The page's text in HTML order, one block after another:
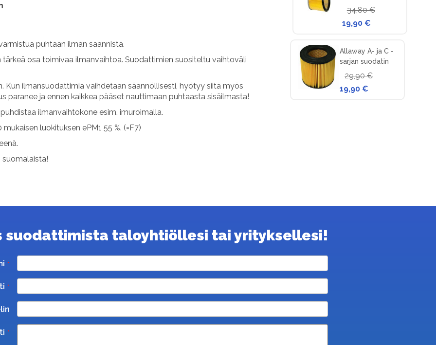
puhtaan ilman saannista.
osa toimivaa ilmanvaihtoa. Suodattimien suositeltu vaihtoväli
Kun ilmansuodattimia vaihdetaan säännöllisesti, hyötyy siitä myös
paranee ja ennen kaikkea pääset nauttimaan puhtaasta sisäilmasta!
ilmanvaihtokone esim. imuroimalla.
luokituksen ePM1 55 %. (=F7)
19,90 €
34,80 €
Allaway A- ja C -
sarjan suodatin
keskuspölynimuriin
19,90 €
29,90 €
suodattimista taloyhtiöllesi tai yrityksellesi!